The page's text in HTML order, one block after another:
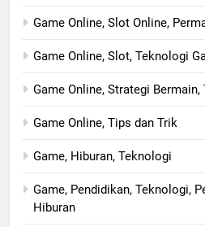
Game Online, Slot Online,
Game Online, Slot, Teknologi
Game Online, Strategi
Game Online, Tips dan Trik
Game, Hiburan, Teknologi
Game, Pendidikan, Teknologi,
Hiburan